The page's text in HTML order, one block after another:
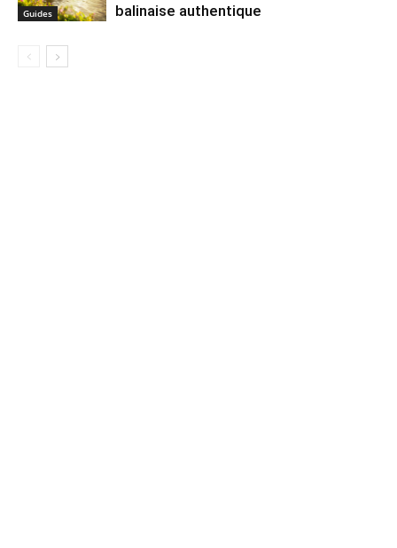
Guides
balinaise authentique